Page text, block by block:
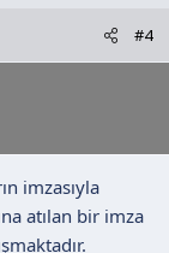
#4
imzasıyla
atılan bir imza